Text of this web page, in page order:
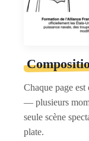
Chaque page
— plusieurs
seule scène
plate.